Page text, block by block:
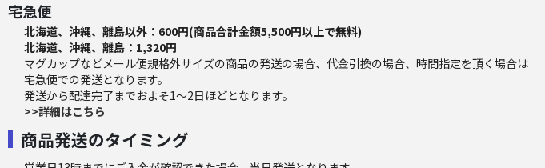
宅急便
北海道、沖縄、離島以外：600円(商品合計金額5,500円以上で無料)
北海道、沖縄、離島：1,320円
マグカップなどメール便規格外サイズの商品の発送の場合、代金引換の場合、時間指定を頂く場合は
宅急便での発送となります。
発送から配達完了までおよそ1～2日ほどとなります。
>>詳細はこちら
商品発送のタイミング